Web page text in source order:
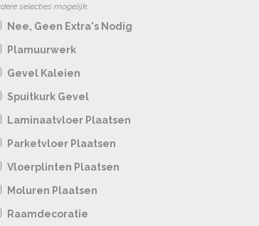
selecties mogelijk.
Nee, Geen Extra's Nodig
Plamuurwerk
Gevel Kaleien
Spuitkurk Gevel
Laminaatvloer Plaatsen
Parketvloer Plaatsen
Vloerplinten Plaatsen
Moluren Plaatsen
Raamdecoratie